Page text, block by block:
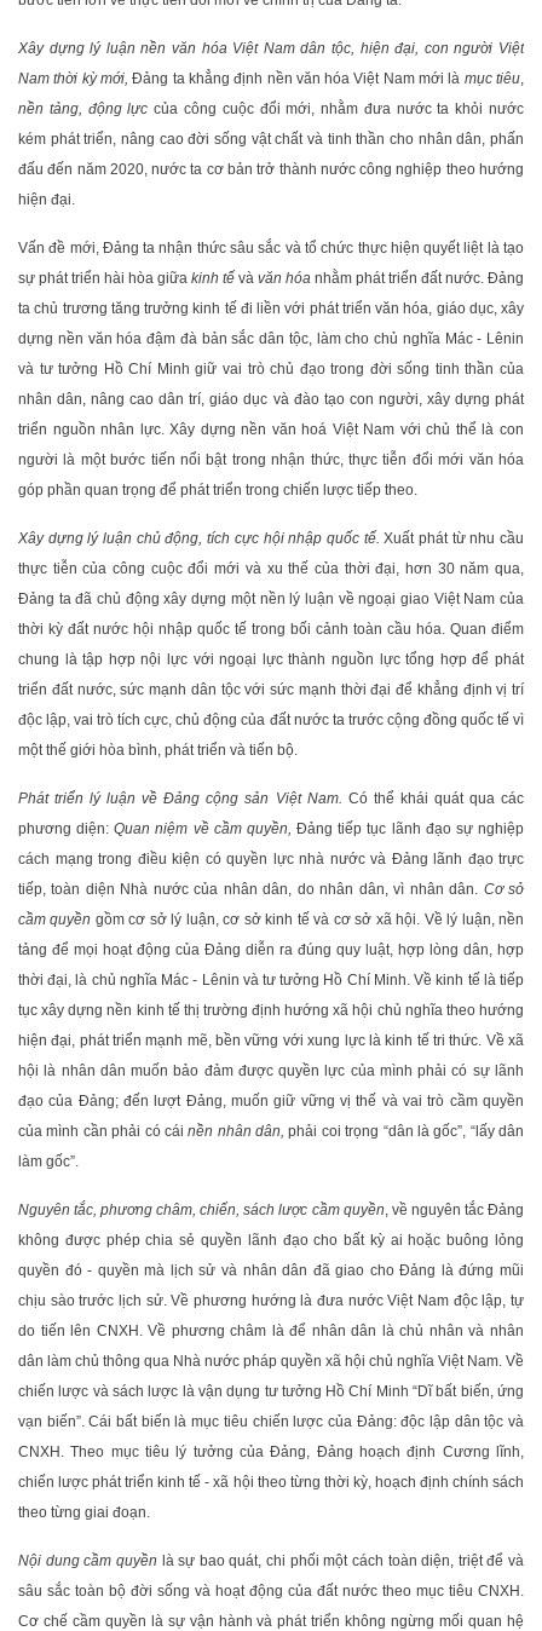
Xây dựng lý luận nền văn hóa Việt Nam dân tộc, hiện đại, con người Việt
Nam thời kỳ mới,Đảng ta khẳng định nền văn hóa Việt Nam mới là mục tiêu,
nền tảng, động lực của công cuộc đổi mới, nhằm đưa nước ta khỏi nước
kém phát triển, nâng cao đời sống vật chất và tinh thần cho nhân dân, phấn
đấu đến năm 2020, nước ta cơ bản trở thành nước công nghiệp theo hướng
hiện đại.
Vấn đề mới, Đảng ta nhận thức sâu sắc và tổ chức thực hiện quyết liệt là tạo
sự phát triển hài hòa giữa kinh tế và văn hóa nhằm phát triển đất nước. Đảng
ta chủ trương tăng trưởng kinh tế đi liền với phát triển văn hóa, giáo dục, xây
dựng nền văn hóa đậm đà bản sắc dân tộc, làm cho chủ nghĩa Mác - Lênin
và tư tưởng Hồ Chí Minh giữ vai trò chủ đạo trong đời sống tinh thần của
nhân dân, nâng cao dân trí, giáo dục và đào tạo con người, xây dựng phát
triển nguồn nhân lực. Xây dựng nền văn hoá Việt Nam với chủ thể là con
người là một bước tiến nổi bật trong nhận thức, thực tiễn đổi mới văn hóa
góp phần quan trọng để phát triển trong chiến lược tiếp theo.
Xây dựng lý luận chủ động, tích cực hội nhập quốc tế.Xuất phát từ nhu cầu
thực tiễn của công cuộc đổi mới và xu thế của thời đại, hơn 30 năm qua,
Đảng ta đã chủ động xây dựng một nền lý luận về ngoại giao Việt Nam của
thời kỳ đất nước hội nhập quốc tế trong bối cảnh toàn cầu hóa. Quan điểm
chung là tập hợp nội lực với ngoại lực thành nguồn lực tổng hợp để phát
triển đất nước, sức mạnh dân tộc với sức mạnh thời đại để khẳng định vị trí
độc lập, vai trò tích cực, chủ động của đất nước ta trước cộng đồng quốc tế vì
một thế giới hòa bình, phát triển và tiến bộ.
Phát triển lý luận về Đảng cộng sản Việt Nam. Có thể khái quát qua các
phương diện:Quan niệm về cầm quyền, Đảng tiếp tục lãnh đạo sự nghiệp
cách mạng trong điều kiện có quyền lực nhà nước và Đảng lãnh đạo trực
tiếp, toàn diện Nhà nước của nhân dân, do nhân dân, vì nhân dân. Cơ sở
cầm quyền gồm cơ sở lý luận, cơ sở kinh tế và cơ sở xã hội. Về lý luận, nền
tảng để mọi hoạt động của Đảng diễn ra đúng quy luật, hợp lòng dân, hợp
thời đại, là chủ nghĩa Mác - Lênin và tư tưởng Hồ Chí Minh. Về kinh tế là tiếp
tục xây dựng nền kinh tế thị trường định hướng xã hội chủ nghĩa theo hướng
hiện đại, phát triển mạnh mẽ, bền vững với xung lực là kinh tế tri thức. Về xã
hội là nhân dân muốn bảo đảm được quyền lực của mình phải có sự lãnh
đạo của Đảng; đến lượt Đảng, muốn giữ vững vị thế và vai trò cầm quyền
của mình cần phải có cáinền nhân dân, phải coi trọng “dân là gốc”, “lấy dân
làm gốc”.
Nguyên tắc, phương châm, chiến, sách lược cầm quyền, về nguyên tắc Đảng
không được phép chia sẻ quyền lãnh đạo cho bất kỳ ai hoặc buông lỏng
quyền đó - quyền mà lịch sử và nhân dân đã giao cho Đảng là đứng mũi
chịu sào trước lịch sử. Về phương hướng là đưa nước Việt Nam độc lập, tự
do tiến lên CNXH. Về phương châm là để nhân dân là chủ nhân và nhân
dân làm chủ thông qua Nhà nước pháp quyền xã hội chủ nghĩa Việt Nam. Về
chiến lược và sách lược là vận dụng tư tưởng Hồ Chí Minh “Dĩ bất biến, ứng
vạn biến”. Cái bất biến là mục tiêu chiến lược của Đảng: độc lập dân tộc và
CNXH. Theo mục tiêu lý tưởng của Đảng, Đảng hoạch định Cương lĩnh,
chiến lược phát triển kinh tế - xã hội theo từng thời kỳ, hoạch định chính sách
theo từng giai đoạn.
Nội dung cầm quyền là sự bao quát, chi phối một cách toàn diện, triệt để và
sâu sắc toàn bộ đời sống và hoạt động của đất nước theo mục tiêu CNXH.
Cơ chế cầm quyền là sự vận hành và phát triển không ngừng mối quan hệ